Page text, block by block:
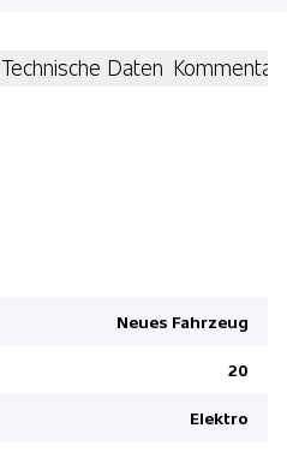
Technische Daten Kommentar
Neues Fahrzeug
20
Elektro